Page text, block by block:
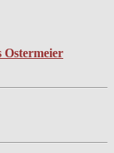
Ostermeier